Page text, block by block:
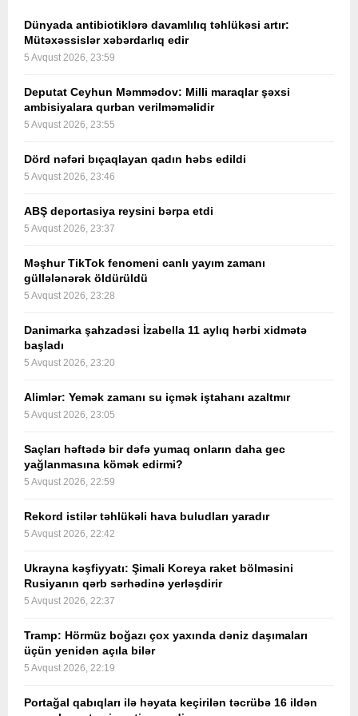
Dünyada antibiotiklərə davamlılıq təhlükəsi artır:
Mütəxəssislər xəbərdarlıq edir
5 Avqust 2026, 23:59
Deputat Ceyhun Məmmədov: Milli maraqlar şəxsi
ambisiyalara qurban verilməməlidir
5 Avqust 2026, 23:55
Dörd nəfəri bıçaqlayan qadın həbs edildi
5 Avqust 2026, 23:46
ABŞ deportasiya reysini bərpa etdi
5 Avqust 2026, 23:37
Məşhur TikTok fenomeni canlı yayım zamanı
güllələnərək öldürüldü
5 Avqust 2026, 23:28
Danimarka şahzadəsi İzabella 11 aylıq hərbi xidmətə
başladı
5 Avqust 2026, 23:20
Alimlər: Yemək zamanı su içmək iştahanı azaltmır
5 Avqust 2026, 23:05
Saçları həftədə bir dəfə yumaq onların daha gec
yağlanmasına kömək edirmi?
5 Avqust 2026, 22:59
Rekord istilər təhlükəli hava buludları yaradır
5 Avqust 2026, 22:42
Ukrayna kəşfiyyatı: Şimali Koreya raket bölməsini
Rusiyanın qərb sərhədinə yerləşdirir
5 Avqust 2026, 22:37
Tramp: Hörmüz boğazı çox yaxında dəniz daşımaları
üçün yenidən açıla bilər
5 Avqust 2026, 22:19
Portağal qabıqları ilə həyata keçirilən təcrübə 16 ildən